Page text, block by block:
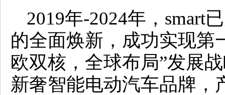
2019年-2024年，smart
的全面焕新，成功实现第
欧双核，全球布局”发展
新奢智能电动汽车品牌，